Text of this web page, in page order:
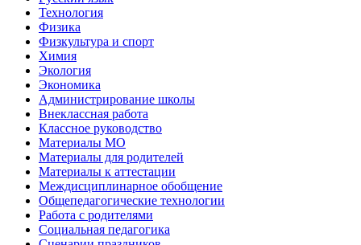
Технология
Физика
Физкультура и спорт
Химия
Экология
Экономика
Администрирование школы
Внеклассная работа
Классное руководство
Материалы МО
Материалы для родителей
Материалы к аттестации
Междисциплинарное обобщение
Общепедагогические технологии
Работа с родителями
Социальная педагогика